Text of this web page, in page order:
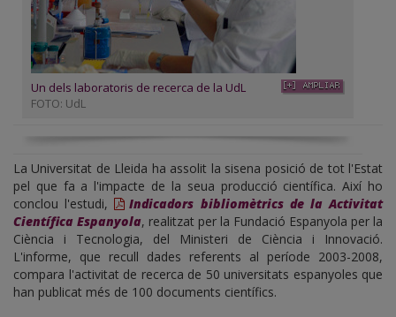
Un dels laboratoris de recerca de la UdL
FOTO: UdL
La Universitat de Lleida ha assolit la sisena posició de tot l'Estat
pel que fa a l'impacte de la seua producció científica. Així ho
conclou l'estudi,
Indicadors bibliomètrics de la Activitat
Científica Espanyola, realitzat per la Fundació Espanyola per la
Ciència i Tecnologia, del Ministeri de Ciència i Innovació.
L'informe, que recull dades referents al període 2003-2008,
compara l'activitat de recerca de 50 universitats espanyoles que
han publicat més de 100 documents científics.